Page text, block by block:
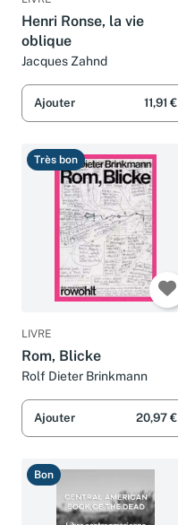
Henri Ronse, la vie
oblique
Jacques Zahnd
Ajouter 11,91 €
Très bon
LIVRE
Rom, Blicke
Rolf Dieter Brinkmann
Ajouter 20,97 €
Bon